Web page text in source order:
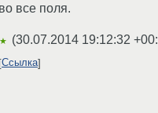
все поля.
(30.07.2014 19:12:32
Ссылка